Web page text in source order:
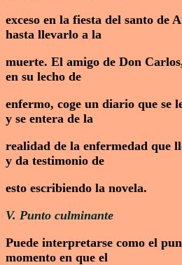
exceso en la fiesta del santo de
hasta llevarlo a la
muerte. El amigo de Don
en su lecho de
enfermo, coge un diario que se
y se entera de la
realidad de la enfermedad que
y da testimonio de
esto escribiendo la novela.
V. Punto culminante
Puede interpretarse como el
momento en que el